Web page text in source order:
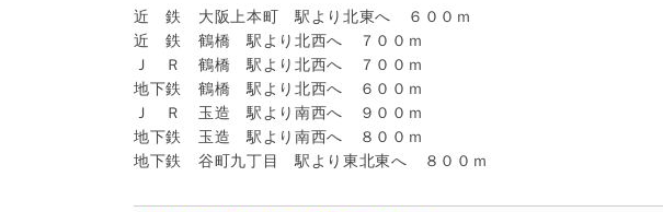
近 鉄 大阪上本町 駅より北東へ ６００ｍ
近 鉄 鶴橋 駅より北西へ ７００ｍ
Ｊ Ｒ 鶴橋 駅より北西へ ７００ｍ
地下鉄 鶴橋 駅より北西へ ６００ｍ
Ｊ Ｒ 玉造 駅より南西へ ９００ｍ
地下鉄 玉造 駅より南西へ ８００ｍ
地下鉄 谷町九丁目 駅より東北東へ ８００ｍ